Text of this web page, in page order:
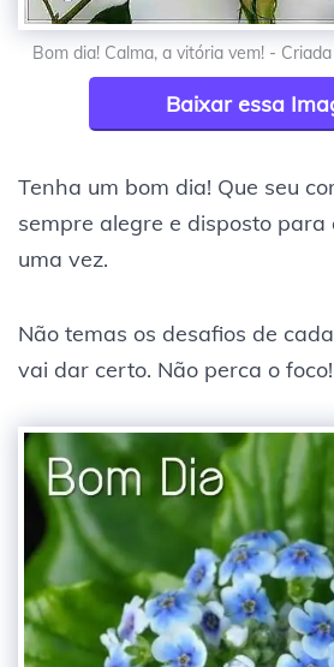
Bom dia! Calma, a vitória vem! -
Baixar essa
Tenha um bom dia! Que seu
sempre alegre e disposto para
uma vez.
Não temas os desafios de
vai dar certo. Não perca o